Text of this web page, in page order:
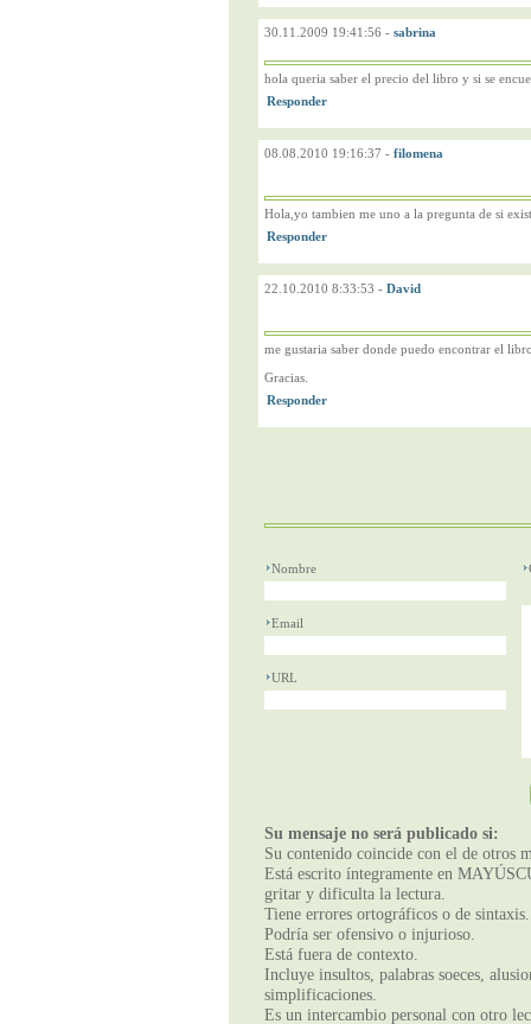
30.11.2009 19:41:56 - sabrina
hola queria saber el precio del libro y si se
08.08.2010 19:16:37 - filomena
Hola,yo tambien me uno a la pregunta de si
22.10.2010 8:33:53 - David
me gustaria saber donde puedo encontrar el
Gracias.
Nombre
Email
URL
Su mensaje no será publicado si:
Su contenido coincide con el de otros
Está escrito íntegramente en
gritar y dificulta la lectura.
Tiene errores ortográficos o de sintaxis.
Podría ser ofensivo o injurioso.
Está fuera de contexto.
Incluye insultos, palabras soeces,
simplificaciones.
Es un intercambio personal con otro